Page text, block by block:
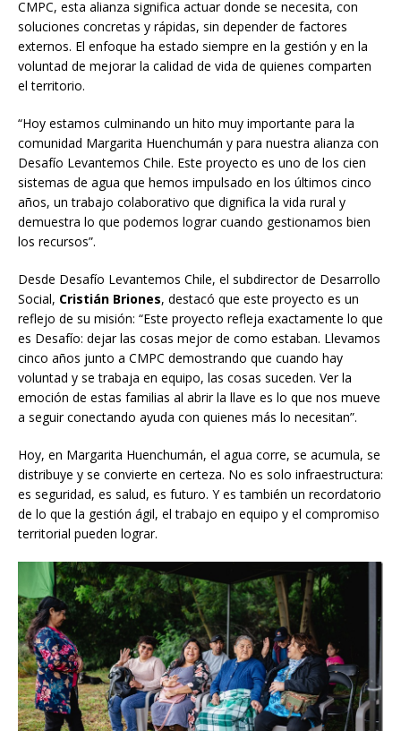
CMPC, esta alianza significa actuar donde se necesita, con
soluciones concretas y rápidas, sin depender de factores
externos. El enfoque ha estado siempre en la gestión y en la
voluntad de mejorar la calidad de vida de quienes comparten
el territorio.
“Hoy estamos culminando un hito muy importante para la
comunidad Margarita Huenchumán y para nuestra alianza con
Desafío Levantemos Chile. Este proyecto es uno de los cien
sistemas de agua que hemos impulsado en los últimos cinco
años, un trabajo colaborativo que dignifica la vida rural y
demuestra lo que podemos lograr cuando gestionamos bien
los recursos”.
Desde Desafío Levantemos Chile, el subdirector de Desarrollo
Social, Cristián Briones, destacó que este proyecto es un
reflejo de su misión: “Este proyecto refleja exactamente lo que
es Desafío: dejar las cosas mejor de como estaban. Llevamos
cinco años junto a CMPC demostrando que cuando hay
voluntad y se trabaja en equipo, las cosas suceden. Ver la
emoción de estas familias al abrir la llave es lo que nos mueve
a seguir conectando ayuda con quienes más lo necesitan”.
Hoy, en Margarita Huenchumán, el agua corre, se acumula, se
distribuye y se convierte en certeza. No es solo infraestructura:
es seguridad, es salud, es futuro. Y es también un recordatorio
de lo que la gestión ágil, el trabajo en equipo y el compromiso
territorial pueden lograr.